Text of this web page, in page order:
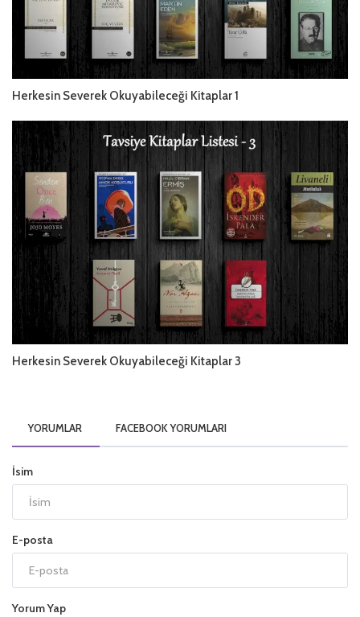
Herkesin Severek Okuyabileceği Kitaplar 1
Herkesin Severek Okuyabileceği Kitaplar 3
YORUMLAR FACEBOOK YORUMLARI
İsim
E-posta
Yorum Yap